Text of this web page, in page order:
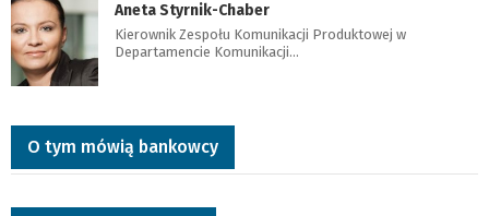
Aneta Styrnik-Chaber
Kierownik Zespołu Komunikacji Produktowej w
Departamencie Komunikacji…
O tym mówią bankowcy